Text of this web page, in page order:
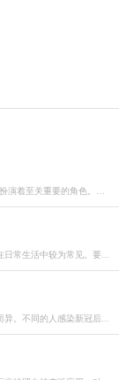
演着至关重要的角色。血
常生活中较为常见。要...
。不同的人感染新冠后...